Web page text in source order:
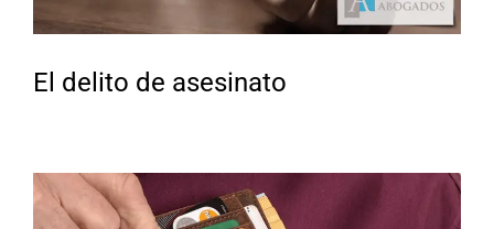
El delito de asesinato